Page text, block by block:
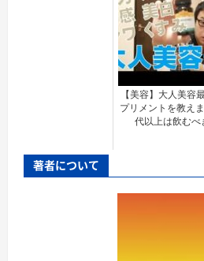
【美容】大人美容
プリメントを教え
代以上は飲むべ
著者について